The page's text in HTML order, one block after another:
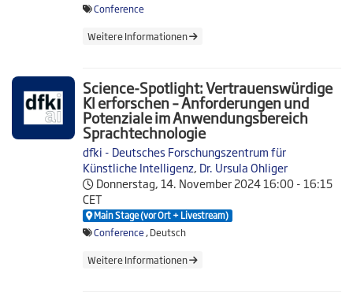
Conference
Weitere Informationen
Science-Spotlight: Vertrauenswürdige
KI erforschen – Anforderungen und
Potenziale im Anwendungsbereich
Sprachtechnologie
dfki - Deutsches Forschungszentrum für
Künstliche Intelligenz, Dr. Ursula Ohliger
Donnerstag, 14. November 202416:00 - 16:15
CET
Main Stage (vor Ort + Livestream)
Conference, Deutsch
Weitere Informationen